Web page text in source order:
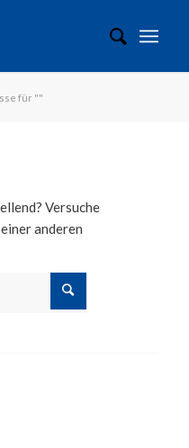
für ""
Versuche
anderen